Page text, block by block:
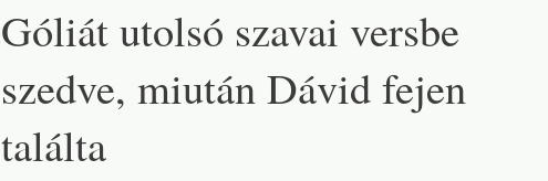
Góliát utolsó szavai versbe
szedve, miután Dávid fejen
találta